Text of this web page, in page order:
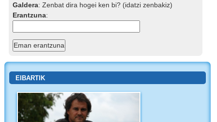
Galdera:Zenbat dira hogei ken bi? (idatzi zenbakiz)
Erantzuna:
EIBARTIK